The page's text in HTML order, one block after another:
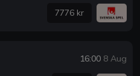
7776 kr
16:00 8 Aug